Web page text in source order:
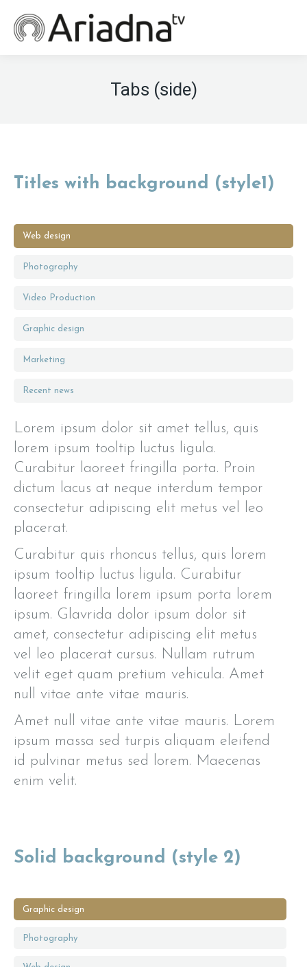
Tabs (side)
Titles with background (style1)
Web design
Photography
Video Production
Graphic design
Marketing
Recent news
Lorem ipsum dolor sit amet tellus, quis
lorem ipsum tooltip luctus ligula.
Curabitur laoreet fringilla porta. Proin
dictum lacus at neque interdum tempor
consectetur adipiscing elit metus vel leo
placerat.
Curabitur quis rhoncus tellus, quis lorem
ipsum tooltip luctus ligula. Curabitur
laoreet fringilla lorem ipsum porta lorem
ipsum. Glavrida dolor ipsum dolor sit
amet, consectetur adipiscing elit metus
vel leo placerat cursus. Nullam rutrum
velit eget quam pretium vehicula. Amet
null vitae ante vitae mauris.
Amet null vitae ante vitae mauris. Lorem
ipsum massa sed turpis aliquam eleifend
id pulvinar metus sed lorem. Maecenas
enim velit.
Solid background (style 2)
Graphic design
Photography